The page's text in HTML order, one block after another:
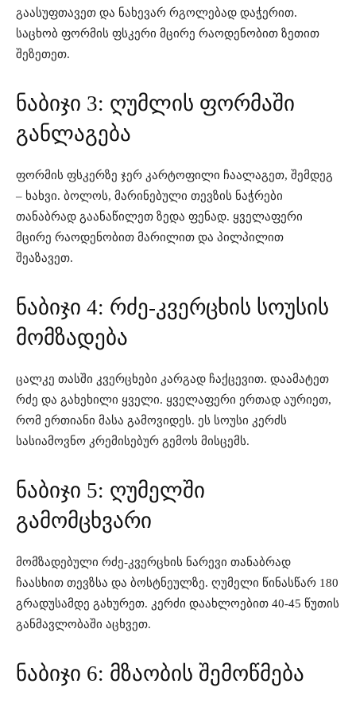
გაასუფთავეთ და ნახევარ რგოლებად დაჭერით.
საცხობ ფორმის ფსკერი მცირე რაოდენობით ზეთით
შეზეთეთ.
ნაბიჯი 3: ღუმლის ფორმაში
განლაგება
ფორმის ფსკერზე ჯერ კარტოფილი ჩაალაგეთ, შემდეგ
– ხახვი. ბოლოს, მარინებული თევზის ნაჭრები
თანაბრად გაანაწილეთ ზედა ფენად. ყველაფერი
მცირე რაოდენობით მარილით და პილპილით
შეაზავეთ.
ნაბიჯი 4: რძე-კვერცხის სოუსის
მომზადება
ცალკე თასში კვერცხები კარგად ჩაქცევით. დაამატეთ
რძე და გახეხილი ყველი. ყველაფერი ერთად აურიეთ,
რომ ერთიანი მასა გამოვიდეს. ეს სოუსი კერძს
სასიამოვნო კრემისებურ გემოს მისცემს.
ნაბიჯი 5: ღუმელში
გამომცხვარი
მომზადებული რძე-კვერცხის ნარევი თანაბრად
ჩაასხით თევზსა და ბოსტნეულზე. ღუმელი წინასწარ 180
გრადუსამდე გახურეთ. კერძი დაახლოებით 40-45 წუთის
განმავლობაში აცხვეთ.
ნაბიჯი 6: მზაობის შემოწმება